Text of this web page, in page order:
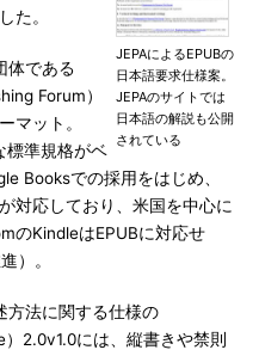
JEPAによるEPUBの
日本語要求仕様案。
JEPAのサイトでは
日本語の解説も公開
されている
た。
体である
Forum）
マット。
標準規格がベ
Booksでの採用をはじめ、
対応しており、米国を中心に
のKindleはEPUBに対応せ
）。
方法に関する仕様の
2.0v1.0には、縦書きや禁則